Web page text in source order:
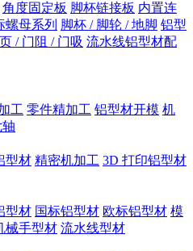
角度固定板 脚杯链接板 内置连
螺母系列 脚杯 / 脚轮 / 地脚 铝型
/ 门阻 / 门吸 流水线铝型材配
工 零件精加工 铝型材开模 机
型材 精密机加工 3D 打印铝型材
型材 国标铝型材 欧标铝型材 模
械手型材 流水线型材